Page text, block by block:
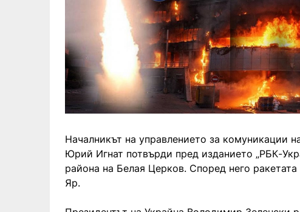
Началникът на управлението за комуникации
Юрий Игнат потвърди пред изданието „РБК-
района на Белая Церков. Според него
Яр.